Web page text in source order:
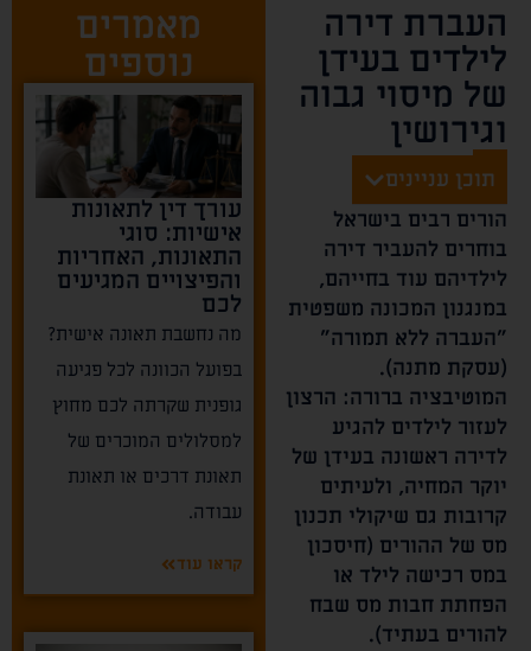
העברת דירה
לילדים בעידן
של מיסוי גבוה
וגירושין
תוכן עניינים
הורים רבים בישראל
בוחרים להעביר דירה
לילדיהם עוד בחייהם,
במנגנון המכונה משפטית
"העברה ללא תמורה"
(עסקת מתנה).
המוטיבציה ברורה: הרצון
לעזור לילדים להגיע
לדירה ראשונה בעידן של
יוקר המחיה, ולעיתים
קרובות גם שיקולי תכנון
מס של ההורים (חיסכון
במס רכישה לילד או
הפחתת חבות מס שבח
להורים בעתיד).
מאמרים
נוספים
עורך דין לתאונות
אישיות: סוגי
התאונות, האחריות
והפיצויים המגיעים
לכם
מה נחשבת תאונה אישית?
בפועל הכוונה לכל פגיעה
גופנית שקרתה לכם מחוץ
למסלולים המוכרים של
תאונת דרכים או תאונת
עבודה.
קראו עוד